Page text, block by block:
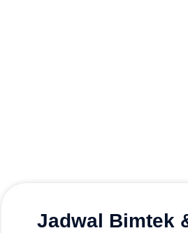
Jadwal Bimtek